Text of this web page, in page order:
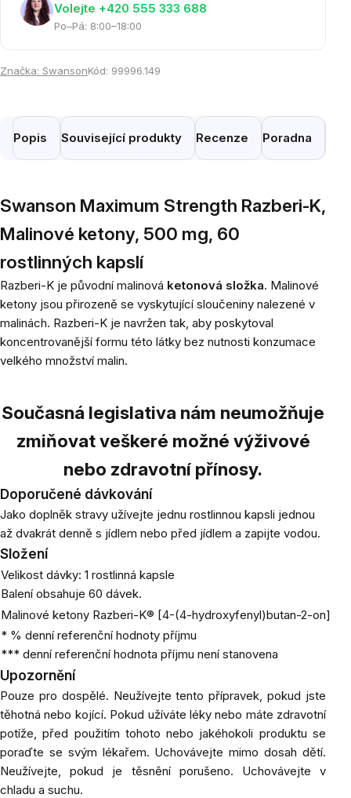
Volejte ‭+420 555 333 688
Po–Pá: 8:00–18:00
Značka: SwansonKód: 99996.149
Popis Související produkty Recenze Poradna
Swanson Maximum Strength Razberi-K,
Malinové ketony, 500 mg, 60
rostlinných kapslí
Razberi-K je původní malinová ketonová složka. Malinové
ketony jsou přirozeně se vyskytující sloučeniny nalezené v
malinách. Razberi-K je navržen tak, aby poskytoval
koncentrovanější formu této látky bez nutnosti konzumace
velkého množství malin.
Současná legislativa nám neumožňuje
zmiňovat veškeré možné výživové
nebo zdravotní přínosy.
Doporučené dávkování
Jako doplněk stravy užívejte jednu rostlinnou kapsli jednou
až dvakrát denně s jídlem nebo před jídlem a zapijte vodou.
Složení
Velikost dávky: 1 rostlinná kapsle
Balení obsahuje 60 dávek.
Malinové ketony Razberi-K® [4-(4-hydroxyfenyl)butan-2-on]
* % denní referenční hodnoty příjmu
*** denní referenční hodnota příjmu není stanovena
Upozornění
Pouze pro dospělé. Neužívejte tento přípravek, pokud jste
těhotná nebo kojící. Pokud užíváte léky nebo máte zdravotní
potíže, před použitím tohoto nebo jakéhokoli produktu se
poraďte se svým lékařem. Uchovávejte mimo dosah dětí.
Neužívejte, pokud je těsnění porušeno. Uchovávejte v
chladu a suchu.